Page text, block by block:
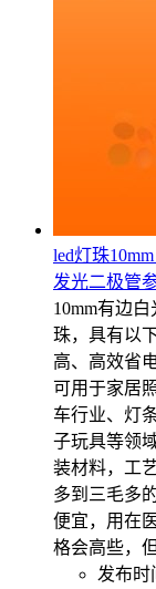
led灯珠
发光二极管
10mm有边
珠，具有以
高、高效省
可用于家居
车行业、灯
子玩具等领
装材料，工
多到三毛多
便宜，用在
格会高些，
发布时